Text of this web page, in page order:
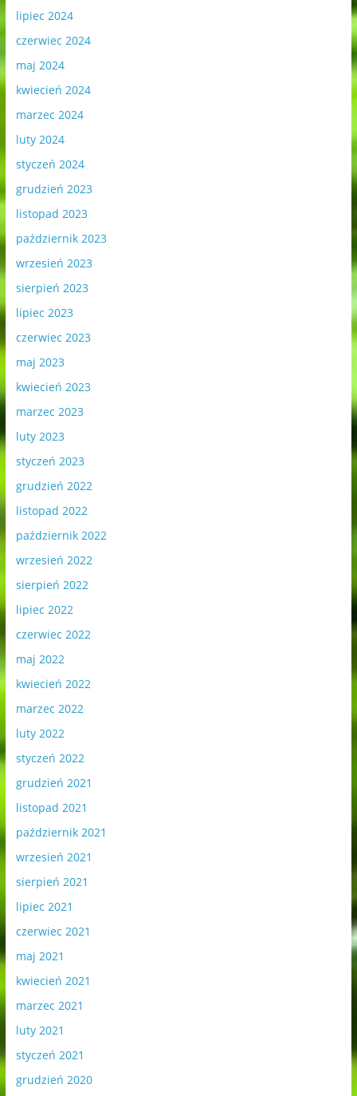
lipiec 2024
czerwiec 2024
maj 2024
kwiecień 2024
marzec 2024
luty 2024
styczeń 2024
grudzień 2023
listopad 2023
październik 2023
wrzesień 2023
sierpień 2023
lipiec 2023
czerwiec 2023
maj 2023
kwiecień 2023
marzec 2023
luty 2023
styczeń 2023
grudzień 2022
listopad 2022
październik 2022
wrzesień 2022
sierpień 2022
lipiec 2022
czerwiec 2022
maj 2022
kwiecień 2022
marzec 2022
luty 2022
styczeń 2022
grudzień 2021
listopad 2021
październik 2021
wrzesień 2021
sierpień 2021
lipiec 2021
czerwiec 2021
maj 2021
kwiecień 2021
marzec 2021
luty 2021
styczeń 2021
grudzień 2020